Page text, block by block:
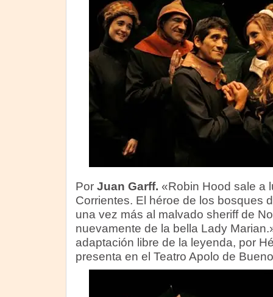
Por Juan Garff. «Robin Hood sale a
Corrientes. El héroe de los bosques
una vez más al malvado sheriff de
nuevamente de la bella Lady
adaptación libre de la leyenda, por
presenta en el Teatro Apolo de